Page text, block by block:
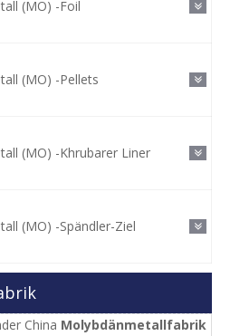
(MO) -Foil
(MO) -Pellets
(MO) -Khrubarer Liner
(MO) -Spändler-Ziel
China Molybdänmetallfabrik